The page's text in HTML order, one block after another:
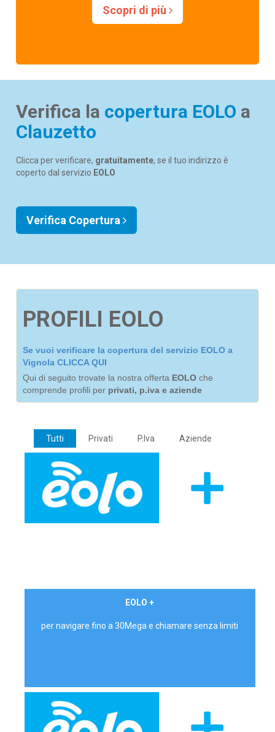
Scopri di più
Verifica la copertura EOLO a
Clauzetto
Clicca per verificare, gratuitamente, se il tuo indirizzo è
coperto dal servizio EOLO
Verifica Copertura
PROFILI EOLO
Se vuoi verificare la copertura del servizio EOLO a
Vignola CLICCA QUI
Qui di seguito trovate la nostra offerta EOLO che
comprende profili per privati, p.iva e aziende
Tutti Privati P.Iva Aziende
EOLO +
per navigare fino a 30Mega e chiamare senza limiti